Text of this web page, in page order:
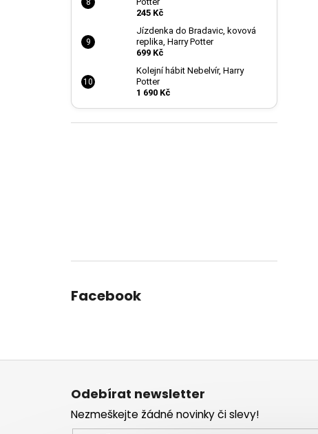
245 Kč
Jízdenka do Bradavic, kovová
replika, Harry Potter
699 Kč
Kolejní hábit Nebelvír, Harry
Potter
1 690 Kč
Facebook
Odebírat newsletter
Nezmeškejte žádné novinky či slevy!